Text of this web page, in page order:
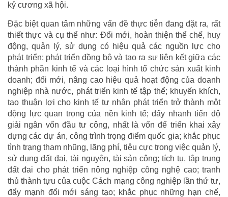
kỷ cương xã hội.
Đặc biệt quan tâm những vấn đề thực tiễn đang đặt ra, rất
thiết thực và cụ thể như: Đổi mới, hoàn thiện thể chế, huy
động, quản lý, sử dụng có hiệu quả các nguồn lực cho
phát triển; phát triển đồng bộ và tạo ra sự liên kết giữa các
thành phần kinh tế và các loại hình tổ chức sản xuất kinh
doanh; đổi mới, nâng cao hiệu quả hoạt động của doanh
nghiệp nhà nước, phát triển kinh tế tập thể; khuyến khích,
tạo thuận lợi cho kinh tế tư nhân phát triển trở thành một
động lực quan trọng của nền kinh tế; đẩy nhanh tiến độ
giải ngân vốn đầu tư công, nhất là vốn để triển khai xây
dựng các dự án, công trình trọng điểm quốc gia; khắc phục
tình trạng tham nhũng, lãng phí, tiêu cực trong việc quản lý,
sử dụng đất đai, tài nguyên, tài sản công; tích tụ, tập trung
đất đai cho phát triển nông nghiệp công nghệ cao; tranh
thủ thành tựu của cuộc Cách mạng công nghiệp lần thứ tư,
đẩy mạnh đổi mới sáng tạo; khắc phục những hạn chế,